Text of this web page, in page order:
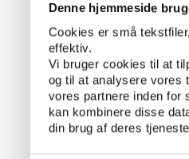
Denne hjemmeside
Cookies er små
effektiv.
Vi bruger cookies til at
og til at analysere vores
vores partnere inden for
kan kombinere disse
din brug af deres
med mange
Blandt de mindre
som ikke har nær
samarbejder med
afsæt i såvel elite-
Læs mere om DIF